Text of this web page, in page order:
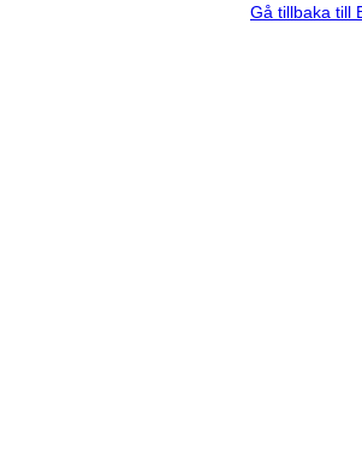
Gå tillbaka till